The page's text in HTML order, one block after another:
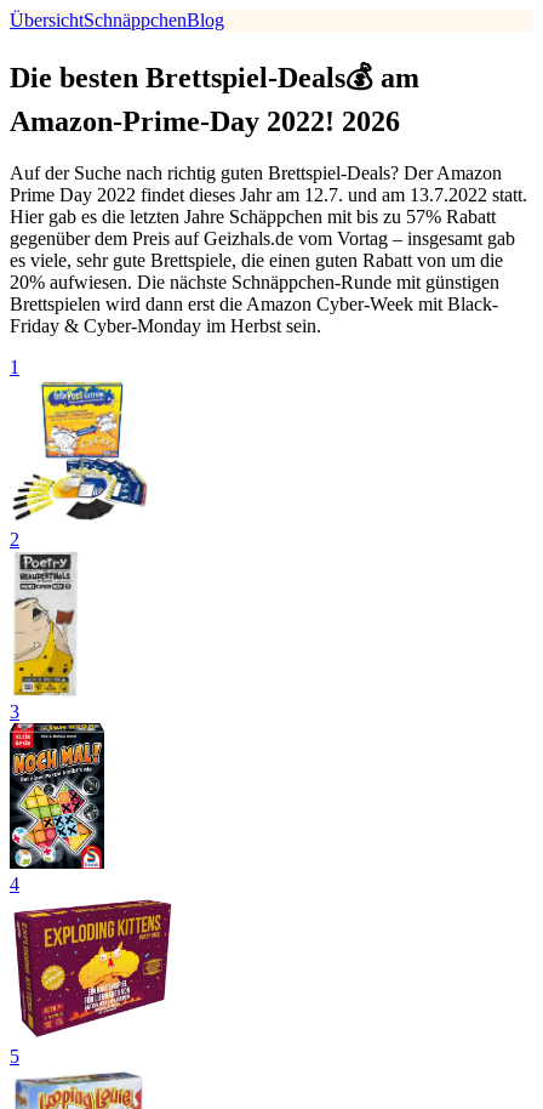
ÜbersichtSchnäppchenBlog
Die besten Brettspiel-Deals💰 am
Amazon-Prime-Day 2022! 2026
Auf der Suche nach richtig guten Brettspiel-Deals? Der Amazon
Prime Day 2022 findet dieses Jahr am 12.7. und am 13.7.2022 statt.
Hier gab es die letzten Jahre Schäppchen mit bis zu 57% Rabatt
gegenüber dem Preis auf Geizhals.de vom Vortag – insgesamt gab
es viele, sehr gute Brettspiele, die einen guten Rabatt von um die
20% aufwiesen. Die nächste Schnäppchen-Runde mit günstigen
Brettspielen wird dann erst die Amazon Cyber-Week mit Black-
Friday & Cyber-Monday im Herbst sein.
1
2
3
4
5